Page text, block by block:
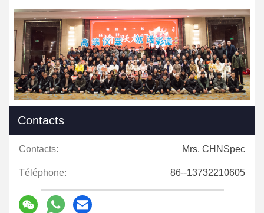
Contacts
Contacts: Mrs. CHNSpec
Téléphone: 86--13732210605